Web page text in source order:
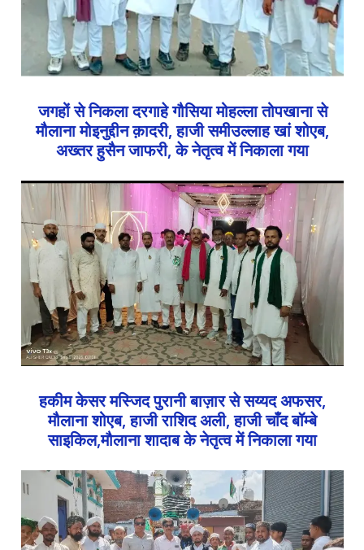
जगहों से निकला दरगाहे गौसिया मोहल्ला तोपखाना से
मौलाना मोइनुद्दीन क़ादरी, हाजी समीउल्लाह खां शोएब,
अख्तर हुसैन जाफरी, के नेतृत्व में निकाला गया
हकीम केसर मस्जिद पुरानी बाज़ार से सय्यद अफसर,
मौलाना शोएब, हाजी राशिद अली, हाजी चाँद बॉम्बे
साइकिल,मौलाना शादाब के नेतृत्व में निकाला गया